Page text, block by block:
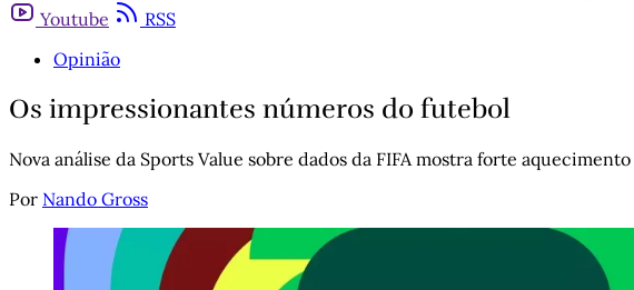
Youtube
RSS
Opinião
Os impressionantes números do futebol
Nova análise da Sports Value sobre dados da FIFA mostra forte
Por Nando Gross